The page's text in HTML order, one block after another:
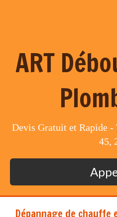
ART
Devis Gratuit et Rapide
45,
Dépannage de